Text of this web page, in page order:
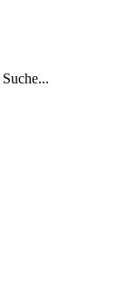
Suche...